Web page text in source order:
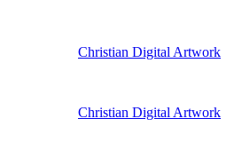
Christian Digital Artwork
Christian Digital Artwork